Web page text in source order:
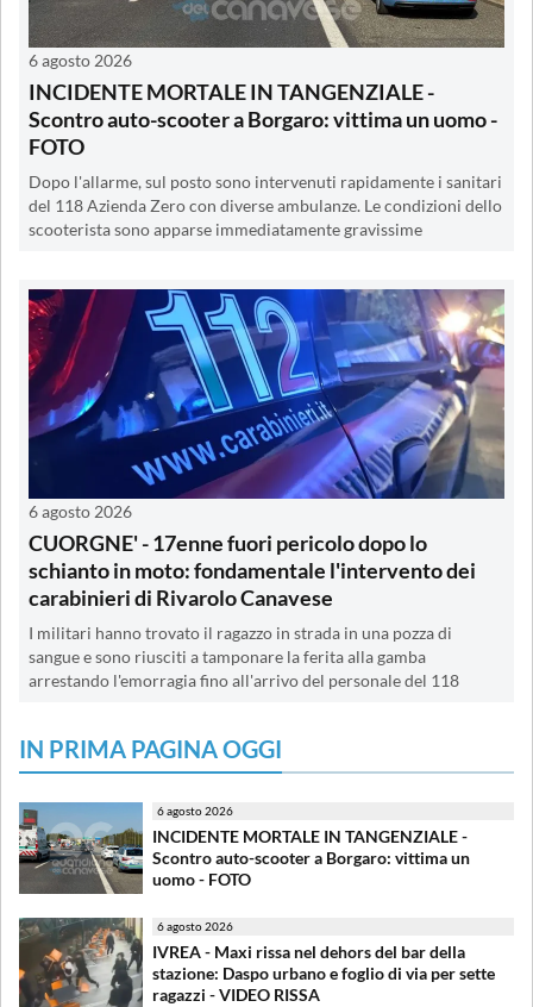
6 agosto 2026
INCIDENTE MORTALE IN TANGENZIALE -
Scontro auto-scooter a Borgaro: vittima un uomo -
FOTO
Dopo l'allarme, sul posto sono intervenuti rapidamente i sanitari
del 118 Azienda Zero con diverse ambulanze. Le condizioni dello
scooterista sono apparse immediatamente gravissime
6 agosto 2026
CUORGNE' - 17enne fuori pericolo dopo lo
schianto in moto: fondamentale l'intervento dei
carabinieri di Rivarolo Canavese
I militari hanno trovato il ragazzo in strada in una pozza di
sangue e sono riusciti a tamponare la ferita alla gamba
arrestando l'emorragia fino all'arrivo del personale del 118
IN PRIMA PAGINA OGGI
6 agosto 2026
INCIDENTE MORTALE IN TANGENZIALE -
Scontro auto-scooter a Borgaro: vittima un
uomo - FOTO
6 agosto 2026
IVREA - Maxi rissa nel dehors del bar della
stazione: Daspo urbano e foglio di via per sette
ragazzi - VIDEO RISSA